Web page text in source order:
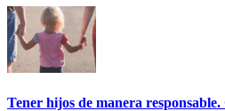
Tener hijos de manera responsable.